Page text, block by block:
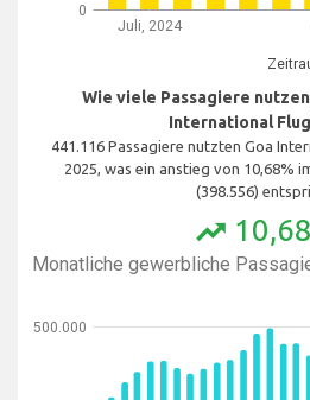
Juli, 2024
0
Wie viele Passagiere
International
441.116 Passagiere nutzten Goa
2025, was ein anstieg von 10,68%
(398.556)
trending_up
Monatliche gewerbliche
500.000